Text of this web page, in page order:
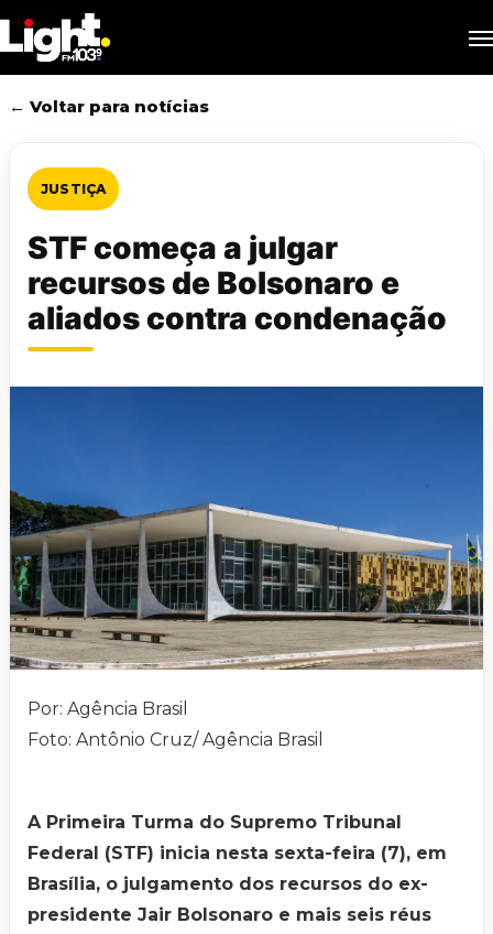
to
main
content
← Voltar para notícias
JUSTIÇA
STF começa a julgar
recursos de Bolsonaro e
aliados contra condenação
Por: Agência Brasil
Foto: Antônio Cruz/ Agência Brasil
A Primeira Turma do Supremo Tribunal
Federal (STF) inicia nesta sexta-feira (7), em
Brasília, o julgamento dos recursos do ex-
presidente Jair Bolsonaro e mais seis réus